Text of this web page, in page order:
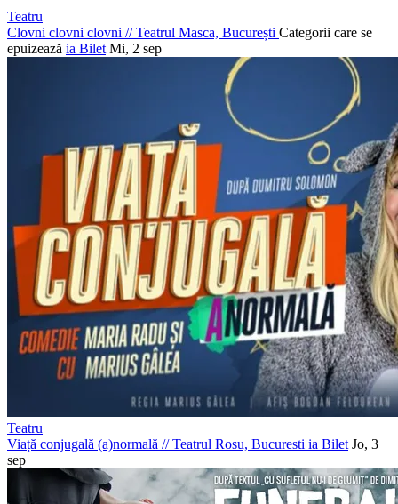
Teatru
Clovni clovni clovni //Teatrul Masca, București Categorii care se
epuizează ia Bilet Mi, 2 sep
Teatru
Viață conjugală (a)normală //Teatrul Rosu, Bucuresti ia Bilet Jo, 3
sep